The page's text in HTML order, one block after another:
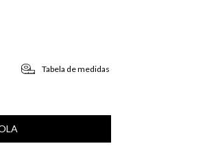
Tabela de medidas